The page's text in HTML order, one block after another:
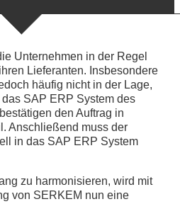
Unternehmen in der Regel
Lieferanten. Insbesondere
häufig nicht in der Lage,
SAP ERP System des
den Auftrag in
Anschließend muss der
in das SAP ERP System
zu harmonisieren, wird mit
von SERKEM nun eine